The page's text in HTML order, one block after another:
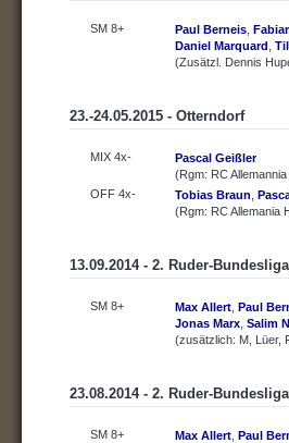
SM 8+ Paul Berneis
Daniel Marquard
(Zusätzl. Dennis
23.-24.05.2015 - Otterndorf
MIX 4x-
Pascal Geißler
(Rgm: RC
OFF 4x-
Tobias Braun
(Rgm: RC Allemania
13.09.2014 - 2. Ruder-
SM 8+ Max Allert Paul
Jonas Marx Salim
(zusätzlich: M, Lüer,
23.08.2014 - 2. Ruder-
SM 8+ Max Allert Paul